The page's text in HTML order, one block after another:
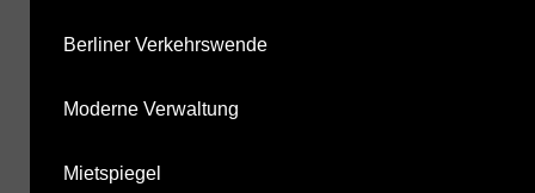
Berliner Verkehrswende
Moderne Verwaltung
Mietspiegel